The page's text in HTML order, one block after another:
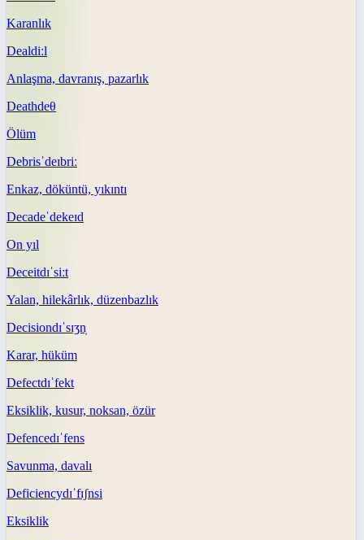
Karanlık
Dealdiːl
Anlaşma, davranış, pazarlık
Deathdeθ
Ölüm
Debrisˈdeɪbriː
Enkaz, döküntü, yıkıntı
Decadeˈdekeɪd
On yıl
Deceitdɪˈsiːt
Yalan, hilekârlık, düzenbazlık
Decisiondɪˈsɪʒn̩
Karar, hüküm
Defectdɪˈfekt
Eksiklik, kusur, noksan, özür
Defencedɪˈfens
Savunma, davalı
Deficiencydɪˈfɪʃnsi
Eksiklik